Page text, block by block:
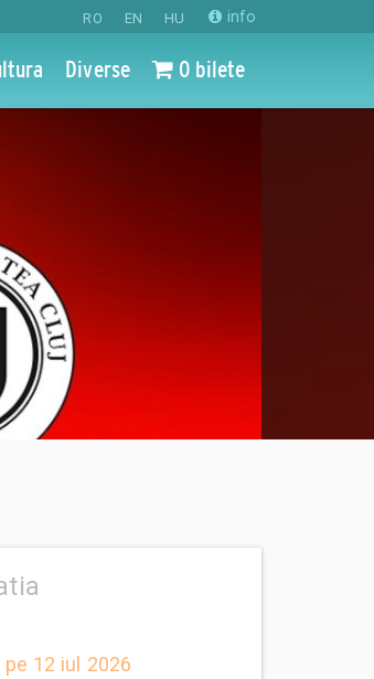
RO EN HU info
Diverse 0 bilete
12 iul 2026